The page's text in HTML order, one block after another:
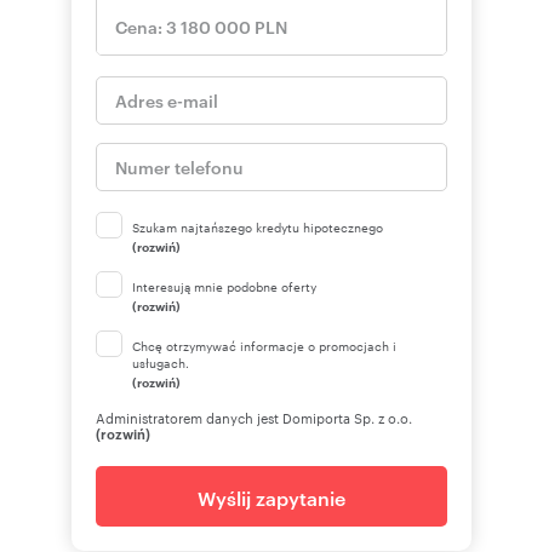
Szukam najtańszego kredytu hipotecznego
(rozwiń)
Interesują mnie podobne oferty
(rozwiń)
Chcę otrzymywać informacje o promocjach i
usługach.
(rozwiń)
Administratorem danych jest Domiporta Sp. z o.o.
(rozwiń)
Wyślij zapytanie